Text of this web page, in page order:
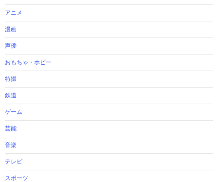
アニメ
漫画
声優
おもちゃ・ホビー
特撮
鉄道
ゲーム
芸能
音楽
テレビ
スポーツ